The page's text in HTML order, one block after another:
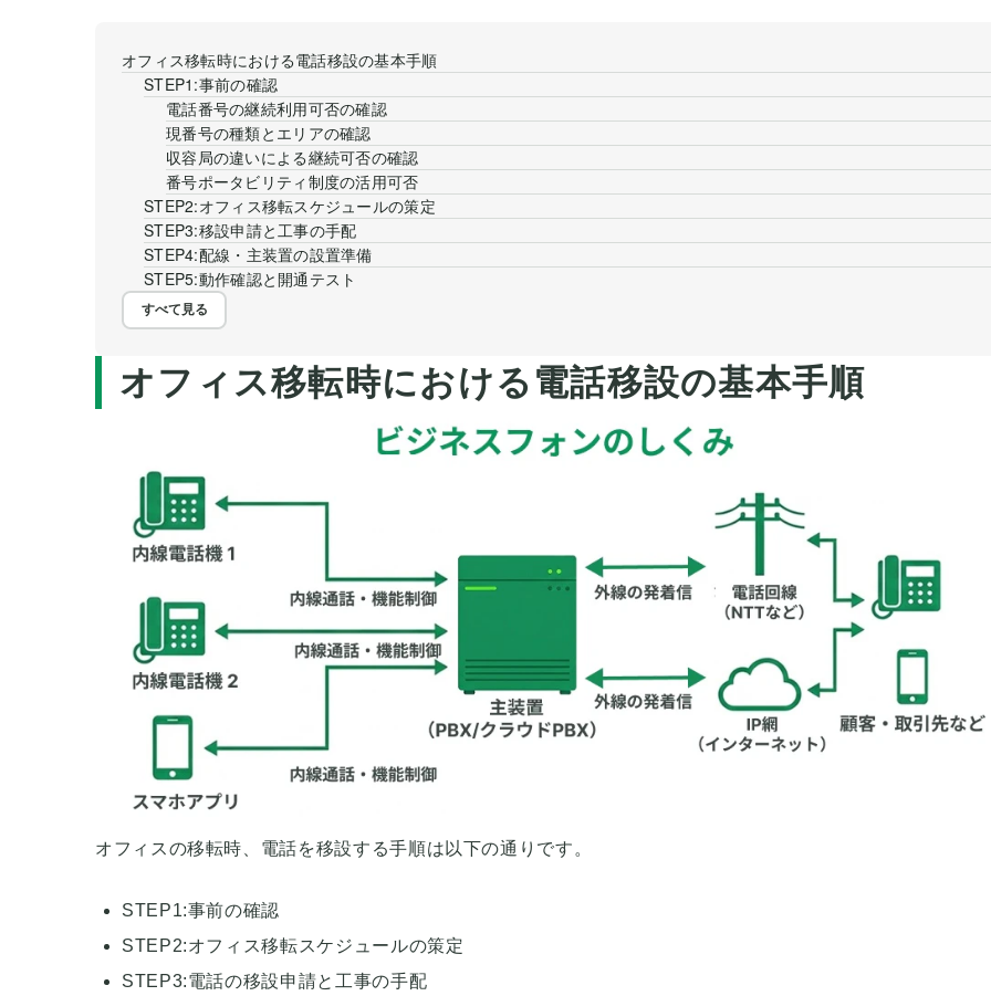
オフィス移転時における電話移設の基本手順
STEP1:事前の確認
電話番号の継続利用可否の確認
現番号の種類とエリアの確認
収容局の違いによる継続可否の確認
番号ポータビリティ制度の活用可否
STEP2:オフィス移転スケジュールの策定
STEP3:移設申請と工事の手配
STEP4:配線・主装置の設置準備
STEP5:動作確認と開通テスト
すべて見る
オフィス移転時における電話移設の基本手順
オフィスの移転時、電話を移設する手順は以下の通りです。
STEP1:事前の確認
STEP2:オフィス移転スケジュールの策定
STEP3:電話の移設申請と工事の手配